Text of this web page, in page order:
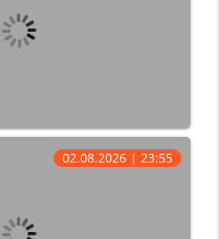
02.08.2026 | 23:55